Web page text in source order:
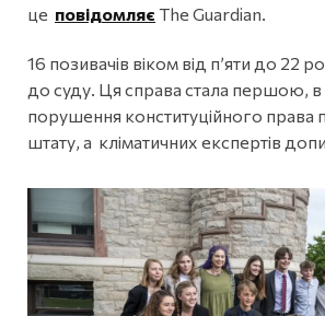
це повідомляє The Guardian.
16 позивачів віком від п’яти до 22
до суду. Ця справа стала першою, в
порушення конституційного права
штату, а кліматичних експертів